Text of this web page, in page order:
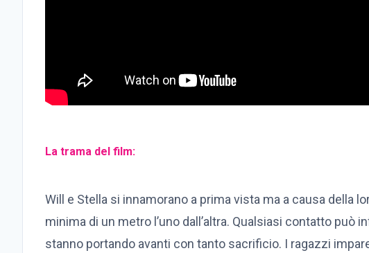
La trama del film:
Will e Stella si innamorano a prima vista ma a causa della
minima di un metro l’uno dall’altra. Qualsiasi contatto può
stanno portando avanti con tanto sacrificio. I ragazzi